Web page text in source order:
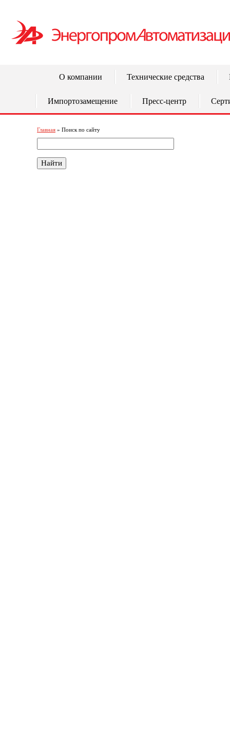
О компании Технические средства
Импортозамещение Пресс-центр
Главная » Поиск по сайту